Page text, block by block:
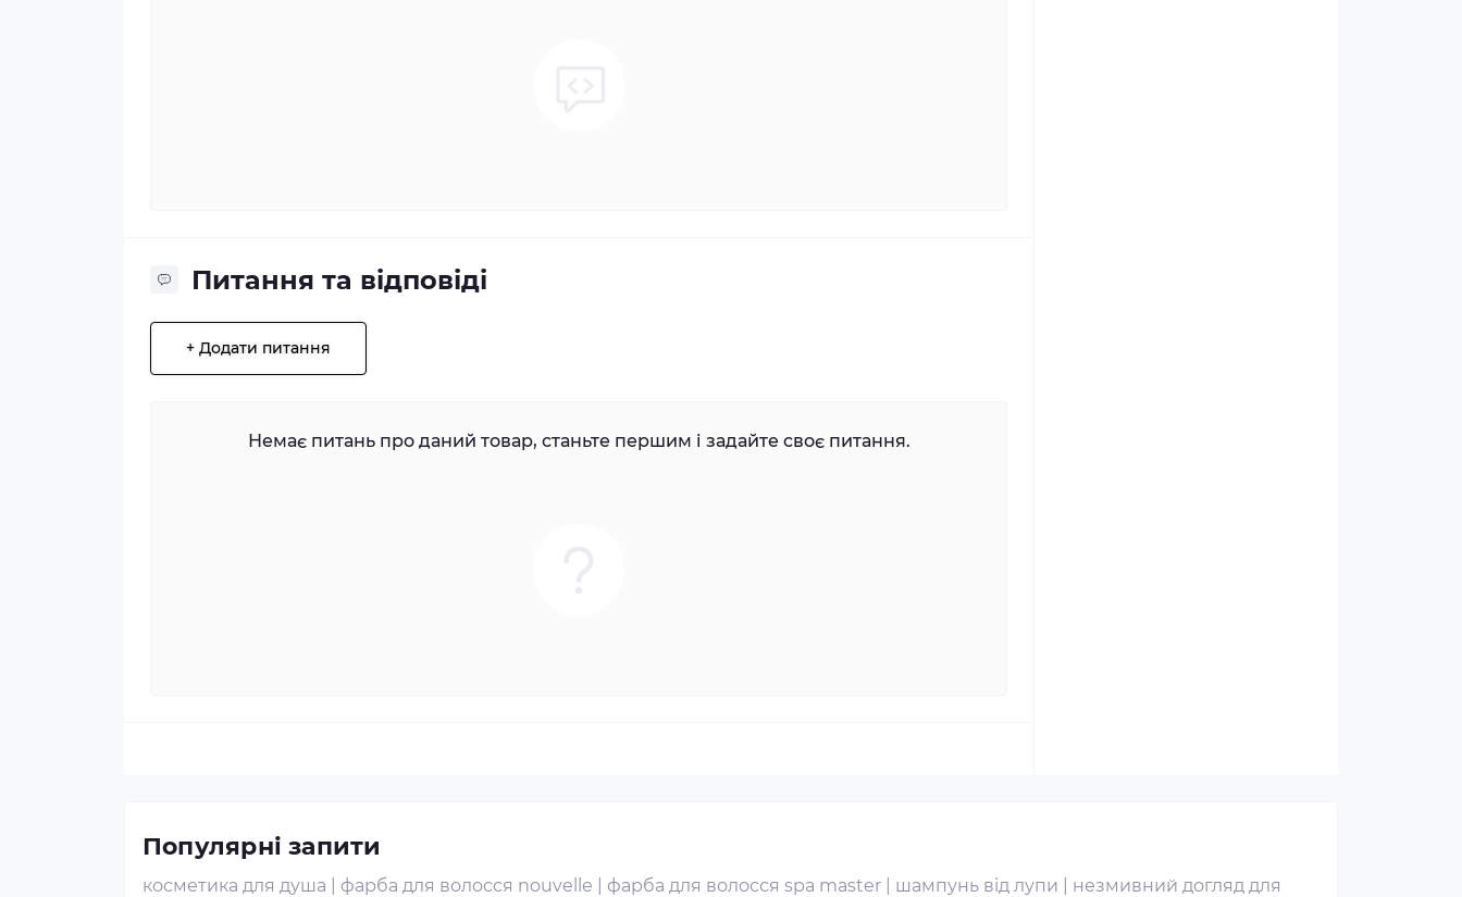
Питання та відповіді
+ Додати питання
Немає питань про даний товар, станьте першим і задайте своє питання.
Популярні запити
косметика для душа фарба для волосся nouvelle фарба для волосся spa master шампунь від лупи
незмивний догляд для